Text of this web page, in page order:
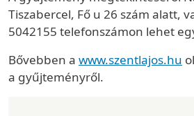
Tiszabercel, Fő u 26 szám alatt,
5042155 telefonszámon lehet
Bővebben a www.szentlajos.hu
a gyűjteményről.